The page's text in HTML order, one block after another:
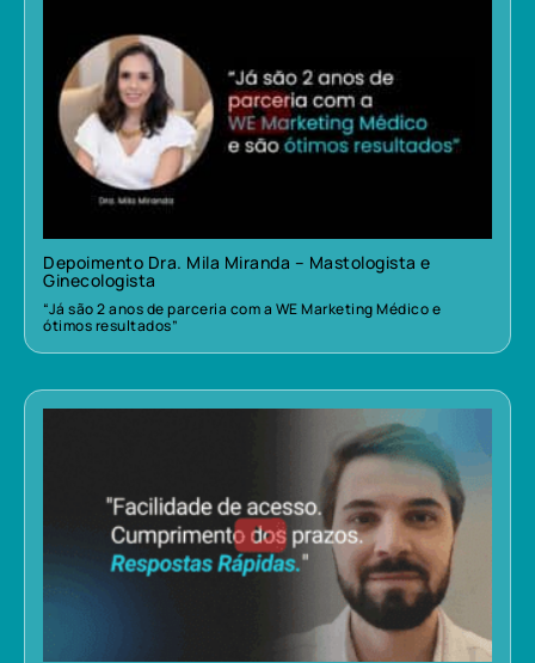
Depoimento Dra. Mila Miranda – Mastologista e
Ginecologista
“Já são 2 anos de parceria com a WE Marketing Médico e
ótimos resultados”